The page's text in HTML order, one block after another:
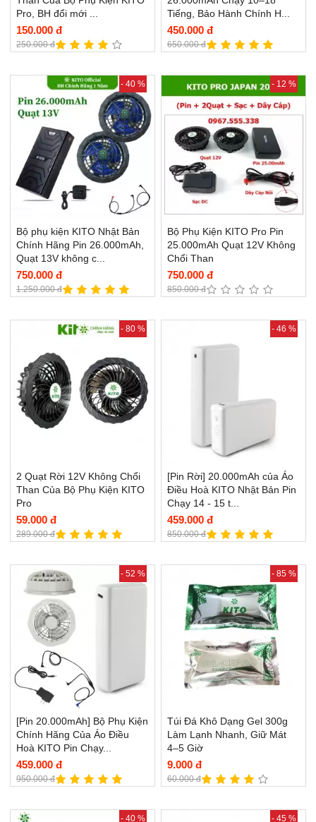
Pro, BH đổi mới ...
150.000 đ
250.000 đ
Tiếng, Bảo Hành Chính H...
450.000 đ
650.000 đ
- 40 %
Bộ phụ kiện KITO Nhật Bản
Chính Hãng Pin 26.000mAh,
Quạt 13V không c...
750.000 đ
1.250.000 đ
- 12 %
Bộ Phụ Kiện KITO Pro Pin
25.000mAh Quạt 12V Không
Chổi Than
750.000 đ
850.000 đ
- 80 %
2 Quạt Rời 12V Không Chổi
Than Của Bộ Phụ Kiện KITO
Pro
59.000 đ
289.000 đ
- 46 %
[Pin Rời] 20.000mAh của Áo
Điều Hoà KITO Nhật Bản Pin
Chạy 14 - 15 t...
459.000 đ
850.000 đ
- 52 %
[Pin 20.000mAh] Bộ Phụ Kiện
Chính Hãng Của Áo Điều
Hoà KITO Pin Chạy...
459.000 đ
950.000 đ
- 85 %
Túi Đá Khô Dạng Gel 300g
Làm Lạnh Nhanh, Giữ Mát
4–5 Giờ
9.000 đ
60.000 đ
- 40 % - 45 %